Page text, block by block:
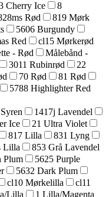
Cherry Ice
8
Rød
819 Mørk
5606 Burgundy
Red
cl15 Mørkerød
- Rød
Målebånd -
3011 Rubinrød
22
70 Rød
81 Rød
5788 Highlighter Red
1417j Lavendel
Ice
21 Ultra Violet
817 Lilla
831 Lyng
Lilla
853 Grå Lavendel
Plum
5625 Purple
5632 Dark Plum
cl10 Mørkelilla
cl11
Lilla 1 Lilla/Magenta